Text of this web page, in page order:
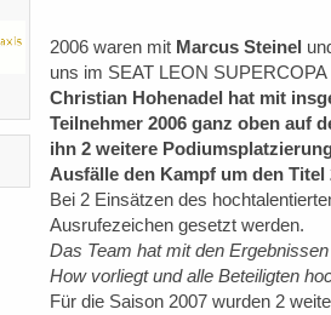
2006 waren mit Marcus Steinel
uns im SEAT LEON
Christian Hohenadel hat mit
Teilnehmer 2006 ganz oben auf
ihn 2 weitere
Ausfälle den Kampf um den Titel
Bei 2 Einsätzen des
Ausrufezeichen gesetzt werden.
Das Team hat mit den
How vorliegt und alle Beteiligten
Für die Saison 2007 wurden 2